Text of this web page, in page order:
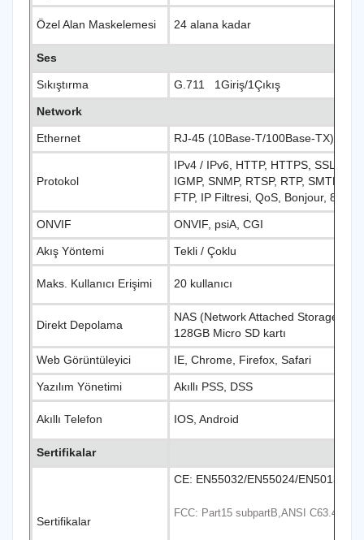
Özel Alan Maskelemesi 24 alana kadar
Ses
Sıkıştırma G.711 1Giriş/1Çıkış
Network
Ethernet RJ-45 (10Base-T/100Base-TX)
Protokol
IPv4 / IPv6, HTTP, HTTPS, SSL,
IGMP, SNMP, RTSP, RTP, SMTP,
FTP, IP Filtresi, QoS, Bonjour, 802.1
ONVIF ONVIF, psiA, CGI
Akış Yöntemi Tekli / Çoklu
Maks. Kullanıcı Erişimi 20 kullanıcı
Direkt Depolama
NAS (Network Attached Storage),
128GB Micro SD kartı
Web Görüntüleyici IE, Chrome, Firefox, Safari
Yazılım Yönetimi Akıllı PSS, DSS
Akıllı Telefon IOS, Android
Sertifikalar
Sertifikalar
CE: EN55032/EN55024/EN50130-4
FCC: Part15 subpartB,ANSI C63.4-